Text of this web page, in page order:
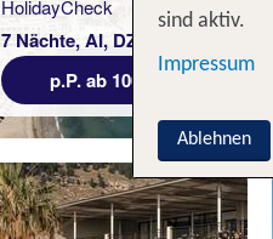
7 Nächte, AI, DZ
statt
p.P. ab 1000 €
sind aktiv.
Impressum
Ablehnen